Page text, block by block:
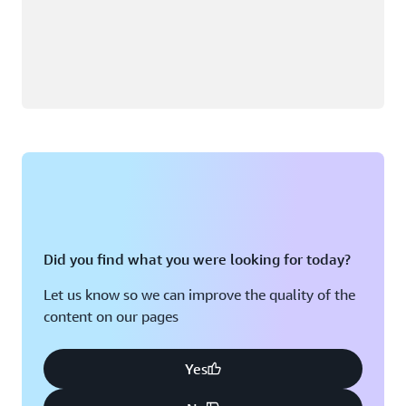
Did you find what you were looking for today?
Let us know so we can improve the quality of the
content on our pages
Yes